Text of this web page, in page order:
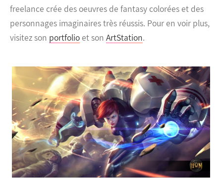
freelance crée des oeuvres de fantasy colorées et des
personnages imaginaires très réussis. Pour en voir plus,
visitez son portfolio et son ArtStation.